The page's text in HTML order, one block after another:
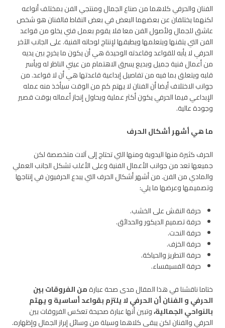
الفنان والحرفي كلاهما من صناع الجمال ومنتجي الفن بمختلف أنواعه
لكنهما يختلفان عن بعضهما البعض في بعض النقاط فالفنان هو شخص
عاشق للجمال ولأصول الفن معا فلا يقوم بعمل فني يخلو من قواعد
الفن التي يتقنها ويتعلمها ويطبقها لإنتاج لوحاته الفنية. على الجانب الآخر
الحرفي لا يأبه للقواعد وقاعدته الوحيدة هي أن يكون ما يخرج بين يديه
من أعمال فنية جميل وبديع يسرق الاهتمام من عيني الناظر له ويأسر
قلبه ويتعلق بما فيه من تفاصيل إبداعية قاعدتها هي أن لا قواعد. من
جوانب الاختلاف أيضا أن الفنان لا يهتم كم من الوقت سيأخذ منه عمله
الإبداعي فيما الحرفي يكون أكثر عملية ويحاول إنجاز أعماله بوقت قصير
وجودة عالية.
ما هي أشهر أشكالالحرف
الحرف كثيرة منها اليدوية ومنها التي تحتاج إلى آلات متخصصة لكن
جميعها تعد من جوانب الأعمال الفنية وعلى الأغلب تشكل الجانب العملي
والمادي من الفن. من أشهر أشكال الحرف التي يبدع الحرفيون في إنتاجها
وتصميمها وعرضها ما يلي:
حرفة النقش على الخشب.
حرفة تصميم الديكور والحدائق.
حرفة النحت.
حرفة الخزف.
حرفة التطريز والحياكة.
حرفة الفسيفساء.
ختاما ناقشنا في هذا المقال مدى صحة عبارةمن الفروقات بين
الحرفي و الفنان أن الحرفي لا يلتزم بقواعد أساسية و يهتم
بالنواحي الجمالية،وتبين أنها عبارة صحيحة تعكس الفروقات بين
الحرفي والفنان لكن يبقى كلاهما وسيلة من وسائل إبراز الجمال وإظهاره.